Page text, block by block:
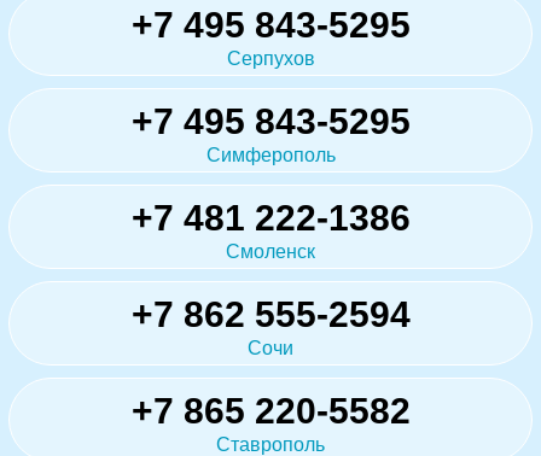
+7 495 843-5295
Серпухов
+7 495 843-5295
Симферополь
+7 481 222-1386
Смоленск
+7 862 555-2594
Сочи
+7 865 220-5582
Ставрополь